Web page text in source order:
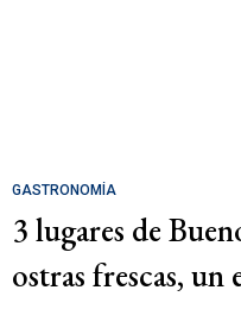
GASTRONOMÍA
3 lugares de
ostras frescas,